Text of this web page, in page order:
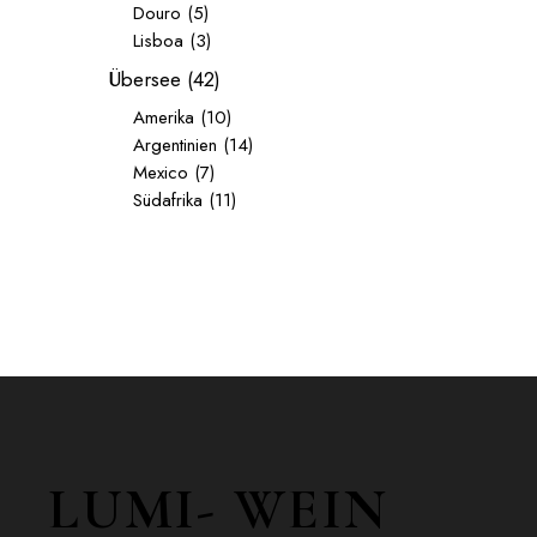
Douro (5)
Lisboa (3)
Übersee (42)
Amerika (10)
Argentinien (14)
Mexico (7)
Südafrika (11)
LUMI- WEIN